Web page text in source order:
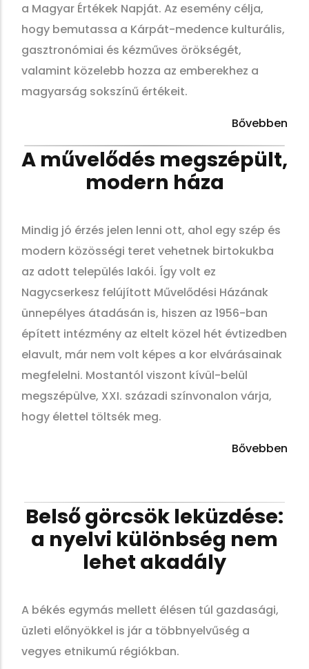
a Magyar Értékek Napját. Az esemény célja,
hogy bemutassa a Kárpát-medence kulturális,
gasztronómiai és kézműves örökségét,
valamint közelebb hozza az emberekhez a
magyarság sokszínű értékeit.
Bővebben
A művelődés megszépült,
modern háza
Mindig jó érzés jelen lenni ott, ahol egy szép és
modern közösségi teret vehetnek birtokukba
az adott település lakói. Így volt ez
Nagycserkesz felújított Művelődési Házának
ünnepélyes átadásán is, hiszen az 1956-ban
épített intézmény az eltelt közel hét évtizedben
elavult, már nem volt képes a kor elvárásainak
megfelelni. Mostantól viszont kívül-belül
megszépülve, XXI. századi színvonalon várja,
hogy élettel töltsék meg.
Bővebben
Belső görcsök leküzdése:
a nyelvi különbség nem
lehet akadály
A békés egymás mellett élésen túl gazdasági,
üzleti előnyökkel is jár a többnyelvűség a
vegyes etnikumú régiókban.